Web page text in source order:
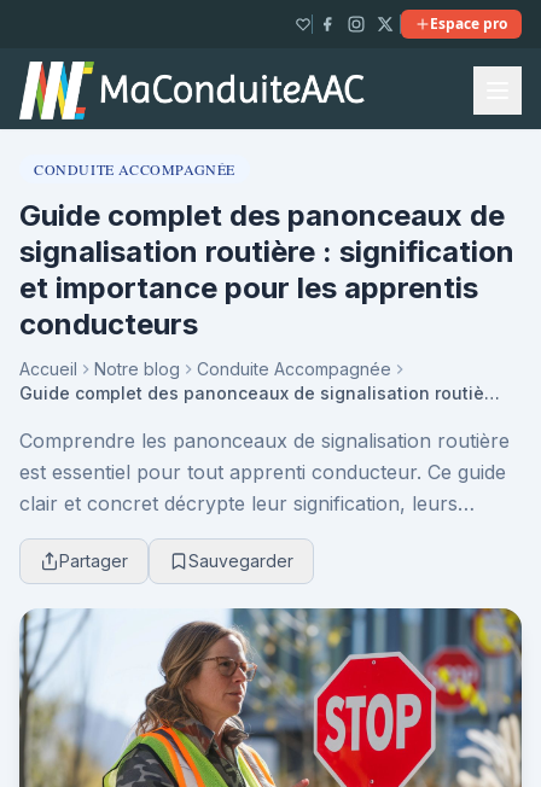
Espace pro
CONDUITE ACCOMPAGNÉE
Guide complet des panonceaux de
signalisation routière : signification
et importance pour les apprentis
conducteurs
Accueil Notre blog
Conduite Accompagnée
Guide complet des panonceaux de signalisation routière : signification et importance pour les apprentis conducteurs
Comprendre les panonceaux de signalisation routière
est essentiel pour tout apprenti conducteur. Ce guide
clair et concret décrypte leur signification, leurs
catégories et leur rôle clé pour une condu...
Partager Sauvegarder